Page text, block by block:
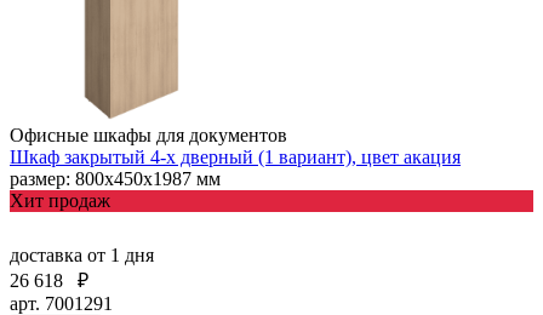
Офисные шкафы для документов
Шкаф закрытый 4-х дверный (1 вариант), цвет акация
размер: 800х450х1987 мм
Хит продаж
доставка от 1 дня
26 618
₽
арт. 7001291